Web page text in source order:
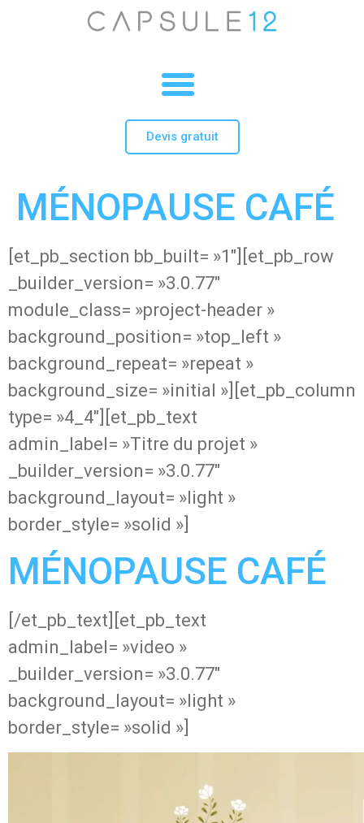
Devis gratuit
MÉNOPAUSE CAFÉ
[et_pb_section bb_built= »1″][et_pb_row
_builder_version= »3.0.77″
module_class= »project-header »
background_position= »top_left »
background_repeat= »repeat »
background_size= »initial »][et_pb_column
type= »4_4″][et_pb_text
admin_label= »Titre du projet »
_builder_version= »3.0.77″
background_layout= »light »
border_style= »solid »]
MÉNOPAUSE CAFÉ
[/et_pb_text][et_pb_text
admin_label= »video »
_builder_version= »3.0.77″
background_layout= »light »
border_style= »solid »]